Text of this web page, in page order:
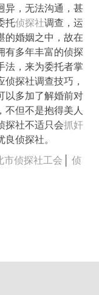
异，无法沟通，甚
托侦探社调查，运
的婚姻之中，故在
有多年丰富的侦探
法，来为委托者掌
探社调查技巧，
以多加了解婚前对
不但不是抱得美人
探社不适只会抓奸
侦探社。
市侦探社工会 │侦